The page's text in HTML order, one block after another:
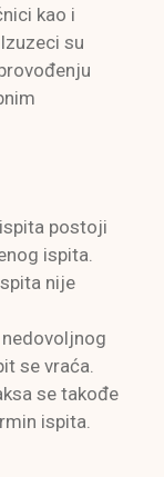
kao i
su
postoji
ispita.
nije
se vraća.
se takođe
ispita.